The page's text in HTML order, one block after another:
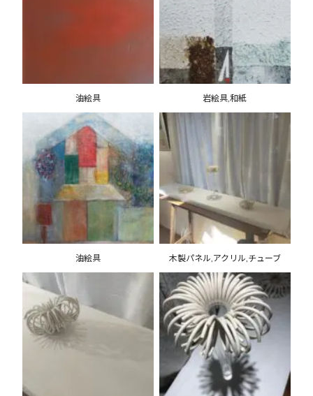
油絵具 岩絵具,和紙
油絵具 木製パネル,アクリル,チューブ